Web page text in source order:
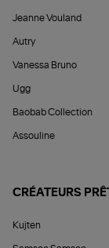
Jeanne Vouland
Autry
Vanessa Bruno
Ugg
Baobab Collection
Assouline
CRÉATEURS
Kujten